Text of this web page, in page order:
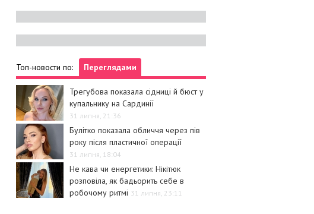
Топ-новости по: Переглядами
Трегубова показала сідниці й бюст у
купальнику на Сардинії
31 липня, 21:36
Булітко показала обличчя через пів
року після пластичної операції
31 липня, 18:04
Не кава чи енергетики: Нікітюк
розповіла, як бадьорить себе в
робочому ритмі 31 липня, 23:11